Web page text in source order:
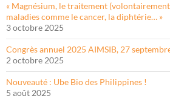
« Magnésium, le traitement
maladies comme le cancer, la diphtérie… »
3 octobre 2025
Congrès annuel 2025 AIMSIB, 27
2 octobre 2025
Nouveauté : Ube Bio des Philippines !
5 août 2025